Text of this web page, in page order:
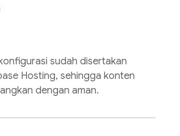
sudah disertakan
Hosting, sehingga konten
dengan aman.